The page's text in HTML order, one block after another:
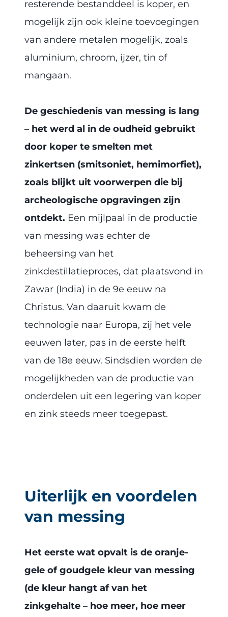
resterende bestanddeel is koper, en
mogelijk zijn ook kleine toevoegingen
van andere metalen mogelijk, zoals
aluminium, chroom, ijzer, tin of
mangaan.
De geschiedenis van messing is lang
– het werd al in de oudheid gebruikt
door koper te smelten met
zinkertsen (smitsoniet, hemimorfiet),
zoals blijkt uit voorwerpen die bij
archeologische opgravingen zijn
ontdekt. Een mijlpaal in de productie
van messing was echter de
beheersing van het
zinkdestillatieproces, dat plaatsvond in
Zawar (India) in de 9e eeuw na
Christus. Van daaruit kwam de
technologie naar Europa, zij het vele
eeuwen later, pas in de eerste helft
van de 18e eeuw. Sindsdien worden de
mogelijkheden van de productie van
onderdelen uit een legering van koper
en zink steeds meer toegepast.
Uiterlijk en voordelen
van messing
Het eerste wat opvalt is de oranje-
gele of goudgele kleur van messing
(de kleur hangt af van het
zinkgehalte – hoe meer, hoe meer